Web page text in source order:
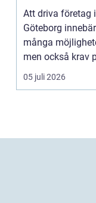
skapar kontroll
Att driva företag i
Göteborg innebär
många
men också krav
ordning i
För må...
05 juli 2026